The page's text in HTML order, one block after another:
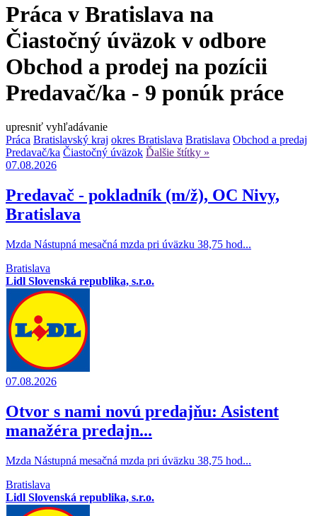
Práca v Bratislava na
Čiastočný úväzok v odbore
Obchod a prodej na pozícii
Predavač/ka - 9 ponúk práce
upresniť vyhľadávanie
Práca Bratislavský kraj okres Bratislava Bratislava Obchod a predaj
Predavač/ka Čiastočný úväzok Ďalšie štítky »
07.08.2026
Predavač - pokladník (m/ž), OC Nivy,
Bratislava
Mzda Nástupná mesačná mzda pri úväzku 38,75 hod...
Bratislava
Lidl Slovenská republika, s.r.o.
07.08.2026
Otvor s nami novú predajňu: Asistent
manažéra predajn...
Mzda Nástupná mesačná mzda pri úväzku 38,75 hod...
Bratislava
Lidl Slovenská republika, s.r.o.